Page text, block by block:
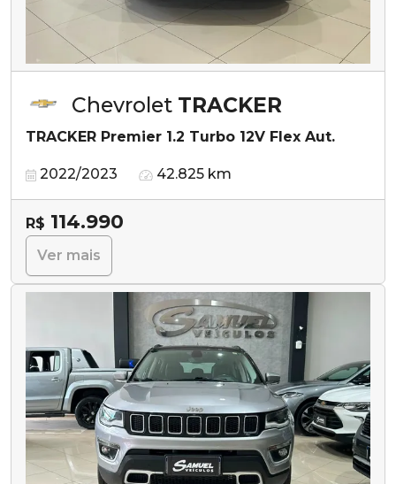
Chevrolet TRACKER
TRACKER Premier 1.2 Turbo 12V Flex Aut.
2022/2023 42.825 km
R$ 114.990
Ver mais